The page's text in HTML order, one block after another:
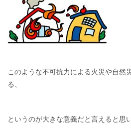
このような不可抗力による火災や自然
る、
というのが大きな意義だと言えると思